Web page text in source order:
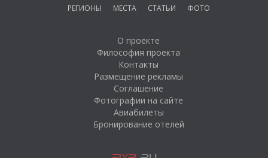
РЕГИОНЫ МЕСТА СТАТЬИ ФОТО
О проекте
Философия проекта
Контакты
Размещение рекламы
Соглашение
Фотографии на сайте
Авиабилеты
Бронирование отелей